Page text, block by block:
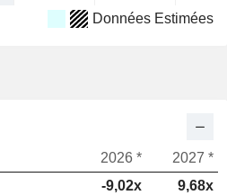
Données Estimées
2026 *
2027 *
-9,02x 9,68x